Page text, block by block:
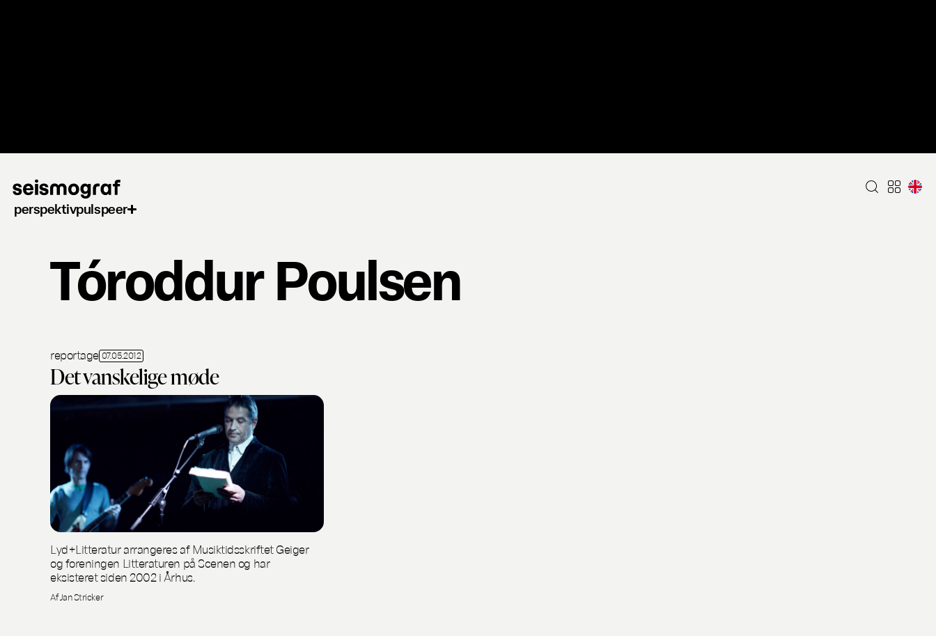
perspektivpulspeer
Tóroddur Poulsen
reportage 07.05.2012
Det vanskelige møde
Lyd+Litteratur arrangeres af Musiktidsskriftet Geiger
og foreningen Litteraturen på Scenen og har
eksisteret siden 2002 i Århus.
Af Jan Stricker